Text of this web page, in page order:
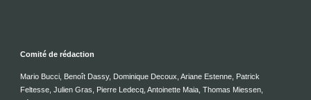
Comité de rédaction
Mario Bucci, Benoît Dassy, Dominique Decoux, Ariane Estenne, Patrick
Feltesse, Julien Gras, Pierre Ledecq, Antoinette Maia, Thomas Miessen,